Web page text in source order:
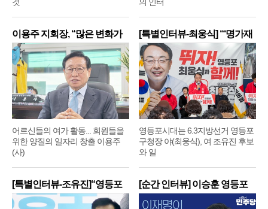
이용주 지회장, “많은 변화가
어르신들의 여가 활동... 회원들을
위한 양질의 일자리 창출 이용주
(사)
[특별인터뷰-최웅식] “‘명가재
영등포시대는 6.3지방선거 영등포
구청장 야(최웅식), 여 조유진 후보
와 일
[특별인터뷰-조유진]“영등포
구
[순간 인터뷰] 이승훈 영등포
구